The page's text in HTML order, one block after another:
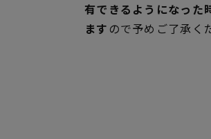
有できるようになった
ます ので予めご了承く